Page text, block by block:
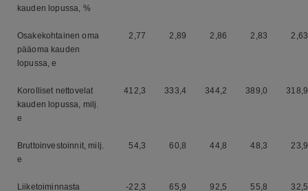
kauden lopussa, %
Osakekohtainen oma
pääoma kauden
lopussa, e
2,77 2,89 2,86 2,83 2,63
Korolliset nettovelat
kauden lopussa, milj.
e
412,3 333,4 344,2 389,0 318,9
Bruttoinvestoinnit, milj.
e
54,3 60,8 44,8 48,3 23,9
Liiketoiminnasta -22,3 65,9 92,5 55,8 32,5